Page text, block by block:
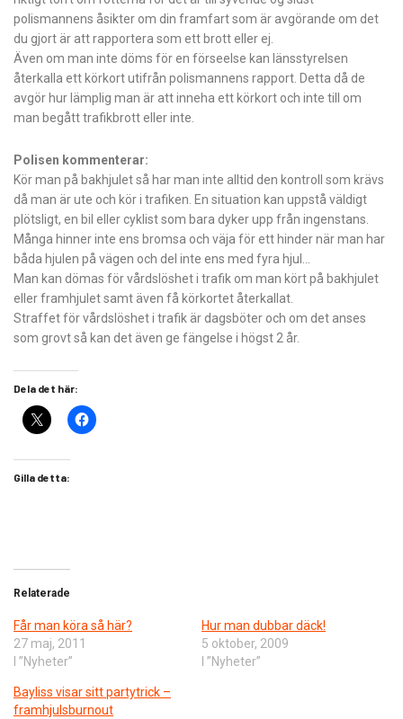
polismannens åsikter om din framfart som är avgörande om det
du gjort är att rapportera som ett brott eller ej.
Även om man inte döms för en förseelse kan länsstyrelsen
återkalla ett körkort utifrån polismannens rapport. Detta då de
avgör hur lämplig man är att inneha ett körkort och inte till om
man begått trafikbrott eller inte.
Polisen kommenterar:
Kör man på bakhjulet så har man inte alltid den kontroll som krävs
då man är ute och kör i trafiken. En situation kan uppstå väldigt
plötsligt, en bil eller cyklist som bara dyker upp från ingenstans.
Många hinner inte ens bromsa och väja för ett hinder när man har
båda hjulen på vägen och del inte ens med fyra hjul…
Man kan dömas för vårdslöshet i trafik om man kört på bakhjulet
eller framhjulet samt även få körkortet återkallat.
Straffet för vårdslöshet i trafik är dagsböter och om det anses
som grovt så kan det även ge fängelse i högst 2 år.
Dela det här:
Gilla detta:
Relaterade
Får man köra så här?
27 maj, 2011
I ”Nyheter”
Hur man dubbar däck!
5 oktober, 2009
I ”Nyheter”
Bayliss visar sitt partytrick –
framhjulsburnout